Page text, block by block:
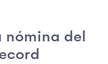
nómina del